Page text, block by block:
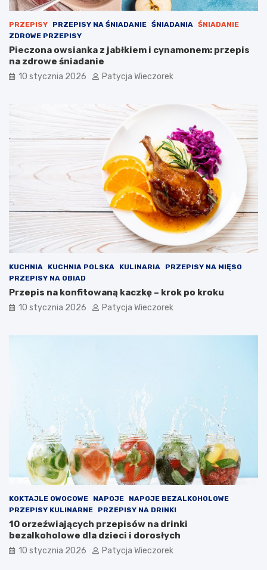
PRZEPISY PRZEPISY NA ŚNIADANIE ŚNIADANIA
ŚNIADANIE
ZDROWE PRZEPISY
Pieczona owsianka z jabłkiem i cynamonem: przepis
na zdrowe śniadanie
10 stycznia 2026 Patycja Wieczorek
KUCHNIA KUCHNIA POLSKA KULINARIA
PRZEPISY NA MIĘSO
PRZEPISY NA OBIAD
Przepis na konfitowaną kaczkę – krok po kroku
10 stycznia 2026 Patycja Wieczorek
KOKTAJLE OWOCOWE NAPOJE
NAPOJE BEZALKOHOLOWE
PRZEPISY KULINARNE
PRZEPISY NA DRINKI
10 orzeźwiających przepisów na drinki
bezalkoholowe dla dzieci i dorosłych
10 stycznia 2026 Patycja Wieczorek